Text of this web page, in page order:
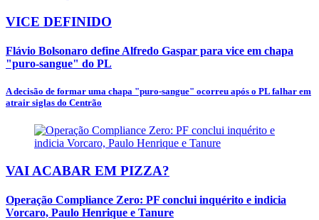
VICE DEFINIDO
Flávio Bolsonaro define Alfredo Gaspar para vice em chapa
"puro-sangue" do PL
A decisão de formar uma chapa "puro-sangue" ocorreu após o PL falhar em
atrair siglas do Centrão
VAI ACABAR EM PIZZA?
Operação Compliance Zero: PF conclui inquérito e indicia
Vorcaro, Paulo Henrique e Tanure